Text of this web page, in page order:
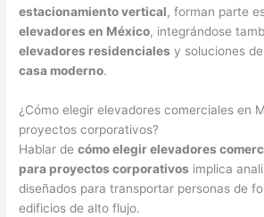
estacionamiento vertical, forman parte
elevadores en México, integrándose
elevadores residenciales y soluciones
casa moderno.
¿Cómo elegir elevadores comerciales en
proyectos corporativos?
Hablar decómo elegir elevadores
para proyectos corporativos implica
diseñados para transportar personas de
edificios de alto flujo.